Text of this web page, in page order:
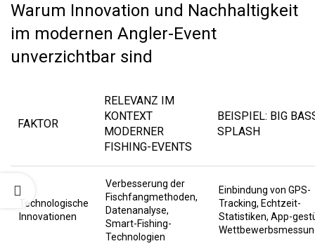
Warum Innovation und Nachhaltigkeit
im modernen Angler-Event
unverzichtbar sind
FAKTOR
RELEVANZ IM
KONTEXT
MODERNER
FISHING-EVENTS
BEISPIEL: BIG
SPLASH
Technologische
Innovationen
Verbesserung der
Fischfangmethoden,
Datenanalyse,
Smart-Fishing-
Technologien
Einbindung von GPS-
Tracking, Echtzeit-
Statistiken, App-